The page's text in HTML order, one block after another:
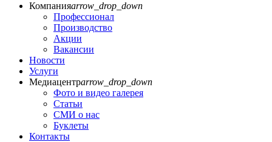
Компанияarrow_drop_down
Профессионал
Производство
Акции
Вакансии
Новости
Услуги
Медиацентрarrow_drop_down
Фото и видео галерея
Статьи
СМИ о нас
Буклеты
Контакты